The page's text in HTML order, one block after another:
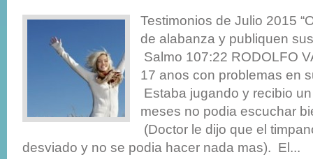
Testimonios de Julio 2015
de alabanza y publiquen
Salmo 107:22 RODOLFO
17 anos con problemas en
Estaba jugando y recibio
meses no podia escuchar
(Doctor le dijo que el
desviado y no se podia hacer nada mas). El...